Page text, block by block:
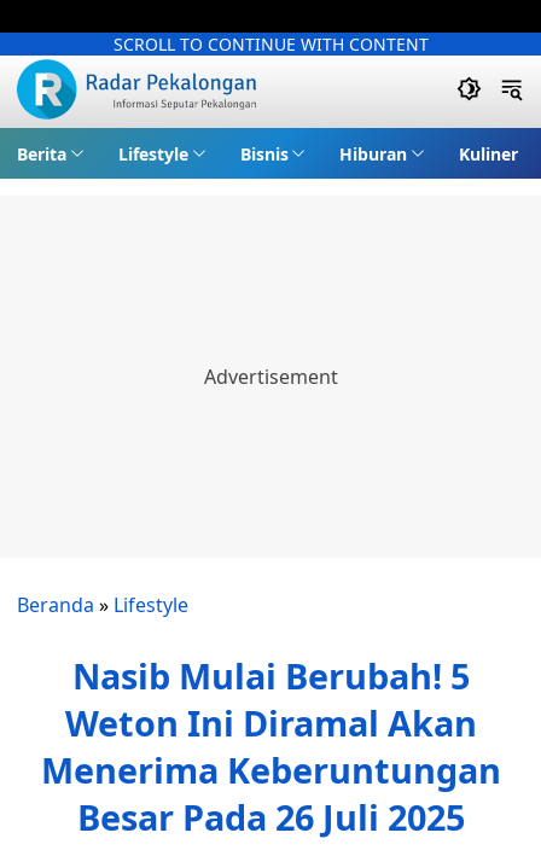
SCROLL TO CONTINUE WITH CONTENT
Berita Lifestyle Bisnis Hiburan Kuliner
Beranda » Lifestyle
Nasib Mulai Berubah! 5
Weton Ini Diramal Akan
Menerima Keberuntungan
Besar Pada 26 Juli 2025